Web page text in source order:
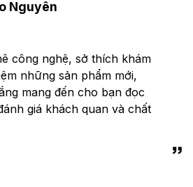
Nguyên
công nghệ, sở thích khám
những sản phẩm mới,
mang đến cho bạn đọc
giá khách quan và chất